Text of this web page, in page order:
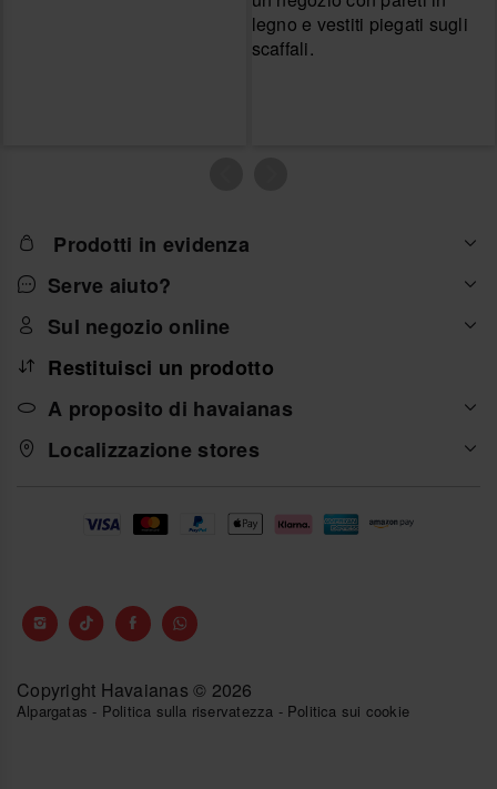
Prodotti in evidenza
Serve aiuto?
Sul negozio online
Restituisci un prodotto
A proposito di havaianas
Localizzazione stores
Copyright Havaianas © 2026
Alpargatas - Politica sulla riservatezza - Politica sui cookie